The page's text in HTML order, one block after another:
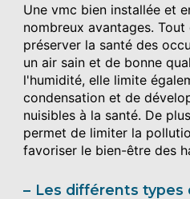
Une vmc bien installée et
nombreux avantages.
préserver la santé des
un air sain et de bonne
l'humidité, elle limite
condensation et de
nuisibles à la santé. De
permet de limiter la
favoriser le bien-être des
Les différents types